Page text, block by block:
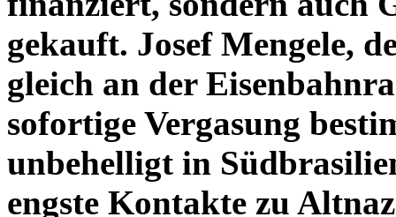
gekauft. Josef Mengele,
gleich an der
sofortige Vergasung
unbehelligt in
engste Kontakte zu